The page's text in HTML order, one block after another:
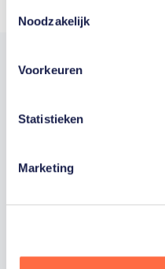
Noodzakelijk
Voorkeuren
Statistieken
Marketing
Trotse
Staatsloterij is
sportiefste land